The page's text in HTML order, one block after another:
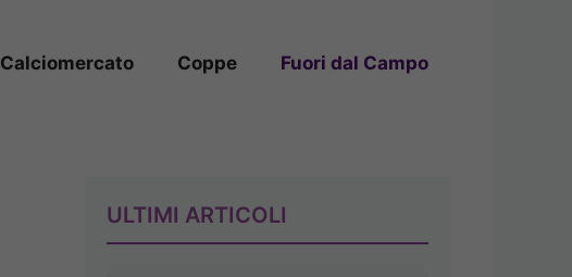
Calciomercato Coppe Fuori dal Campo
ULTIMI ARTICOLI